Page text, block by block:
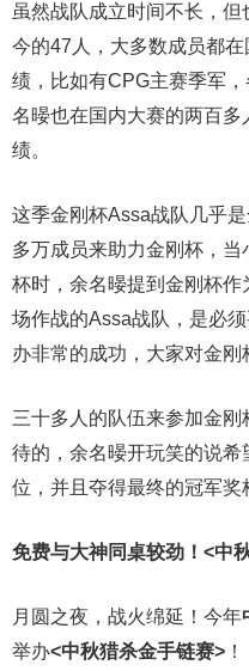
虽然战队成立时间不长，
今的47人，大多数成员都
绩，比如有CPG主赛季军
名暥也在国内大赛的两百
绩。
这季金刚杯Assa战队几乎
多万成员来助力金刚杯，当
杯时，余名暥提到金刚杯
场作战的Assa战队，是必
办非常的成功，大家对金刚
三十多人的队伍来参加金
待的，余名暥开玩笑的说
位，并且夺得最终的冠军奖
免费与大神同桌较劲！ <中
月圆之夜，战火绵延！今年
举办<中秋猎杀金手链赛> ！